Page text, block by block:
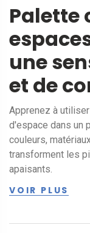
Palette
une
et de
Apprenez à
d'espace dans un
couleurs,
transforment les
apaisants.
VOIR PLUS